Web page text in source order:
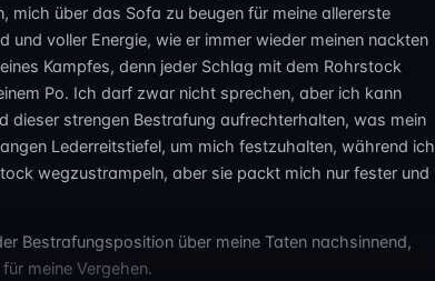
mich über das Sofa zu beugen für meine allererste
voller Energie, wie er immer wieder meinen nackten
Kampfes, denn jeder Schlag mit dem Rohrstock
Po. Ich darf zwar nicht sprechen, aber ich kann
dieser strengen Bestrafung aufrechterhalten, was mein
Lederreitstiefel, um mich festzuhalten, während ich
wegzustrampeln, aber sie packt mich nur fester und
Bestrafungsposition über meine Taten nachsinnend,
meine Vergehen.